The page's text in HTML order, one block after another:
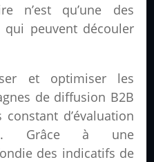
n’est qu’une des
qui peuvent découler
et optimiser les
de diffusion B2B
d’évaluation
Grâce à une
des indicatifs de